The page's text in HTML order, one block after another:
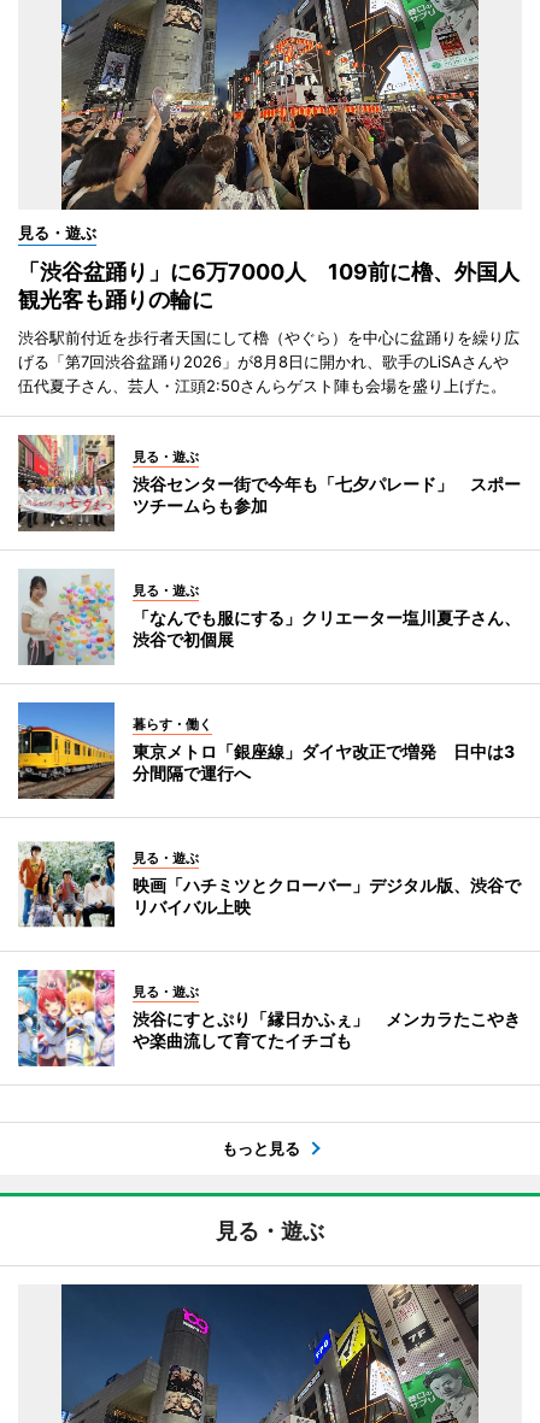
見る・遊ぶ
「渋谷盆踊り」に6万7000人 109前に櫓、外国人
観光客も踊りの輪に
渋谷駅前付近を歩行者天国にして櫓（やぐら）を中心に盆踊りを繰り広
げる「第7回渋谷盆踊り2026」が8月8日に開かれ、歌手のLiSAさんや
伍代夏子さん、芸人・江頭2:50さんらゲスト陣も会場を盛り上げた。
見る・遊ぶ
渋谷センター街で今年も「七夕パレード」 スポー
ツチームらも参加
見る・遊ぶ
「なんでも服にする」クリエーター塩川夏子さん、
渋谷で初個展
暮らす・働く
東京メトロ「銀座線」ダイヤ改正で増発 日中は3
分間隔で運行へ
見る・遊ぶ
映画「ハチミツとクローバー」デジタル版、渋谷で
リバイバル上映
見る・遊ぶ
渋谷にすとぷり「縁日かふぇ」 メンカラたこやき
や楽曲流して育てたイチゴも
もっと見る
見る・遊ぶ